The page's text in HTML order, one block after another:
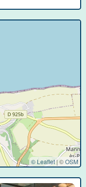
© Leaflet| ©OSM